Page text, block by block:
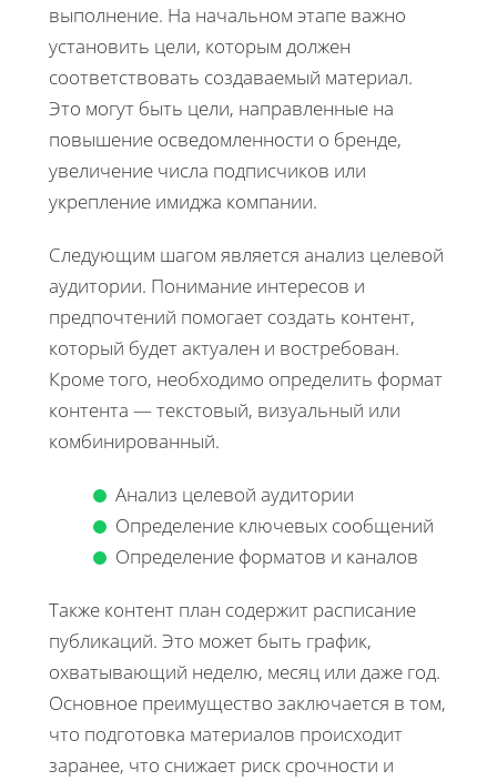
выполнение. На начальном этапе важно
установить цели, которым должен
соответствовать создаваемый материал.
Это могут быть цели, направленные на
повышение осведомленности о бренде,
увеличение числа подписчиков или
укрепление имиджа компании.
Следующим шагом является анализ целевой
аудитории. Понимание интересов и
предпочтений помогает создать контент,
который будет актуален и востребован.
Кроме того, необходимо определить формат
контента — текстовый, визуальный или
комбинированный.
Анализ целевой аудитории
Определение ключевых сообщений
Определение форматов и каналов
Также контент план содержит расписание
публикаций. Это может быть график,
охватывающий неделю, месяц или даже год.
Основное преимущество заключается в том,
что подготовка материалов происходит
заранее, что снижает риск срочности и